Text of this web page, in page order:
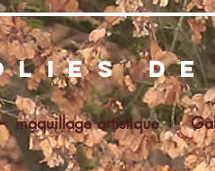
maquillage artistique
de